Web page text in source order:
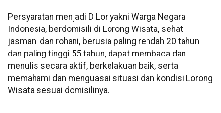
Persyaratan menjadi D Lor yakni Warga Negara
Indonesia, berdomisili di Lorong Wisata, sehat
jasmani dan rohani, berusia paling rendah 20 tahun
dan paling tinggi 55 tahun, dapat membaca dan
menulis secara aktif, berkelakuan baik, serta
memahami dan menguasai situasi dan kondisi Lorong
Wisata sesuai domisilinya.